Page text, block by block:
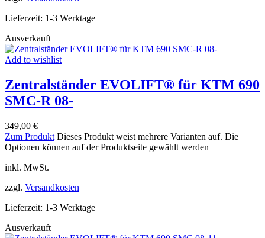
Lieferzeit: 1-3 Werktage
Ausverkauft
Add to wishlist
Zentralständer EVOLIFT® für KTM 690
SMC-R 08-
349,00 €
Zum Produkt Dieses Produkt weist mehrere Varianten auf. Die
Optionen können auf der Produktseite gewählt werden
inkl. MwSt.
zzgl. Versandkosten
Lieferzeit: 1-3 Werktage
Ausverkauft